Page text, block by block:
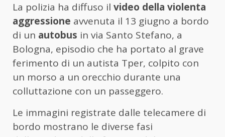
La polizia ha diffuso il video della violenta
aggressione avvenuta il 13 giugno a bordo
di un autobus in via Santo Stefano, a
Bologna, episodio che ha portato al grave
ferimento di un autista Tper, colpito con
un morso a un orecchio durante una
colluttazione con un passeggero.
Le immagini registrate dalle telecamere di
bordo mostrano le diverse fasi